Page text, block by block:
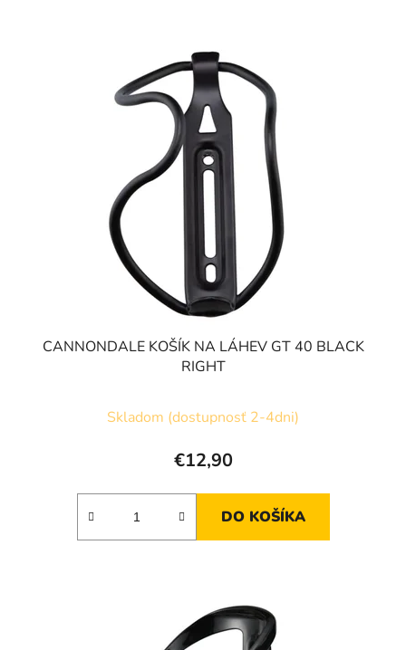
CANNONDALE KOŠÍK NA LÁHEV GT 40 BLACK
RIGHT
Skladom (dostupnosť 2-4dni)
€12,90
DO KOŠÍKA